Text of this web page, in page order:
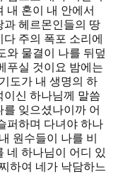
내 혼이 내 안에서
과 헤르몬인들의 땅
주의 폭포 소리에
와 물결이 나를 뒤덮
푸실 것이요 밤에는
도가 내 생명의 하
신 하나님께 말씀
잊으셨나이까 어
퍼하며 다녀야 하나
원수들이 나를 비
네 하나님이 어디 있
하여 네가 낙담하느